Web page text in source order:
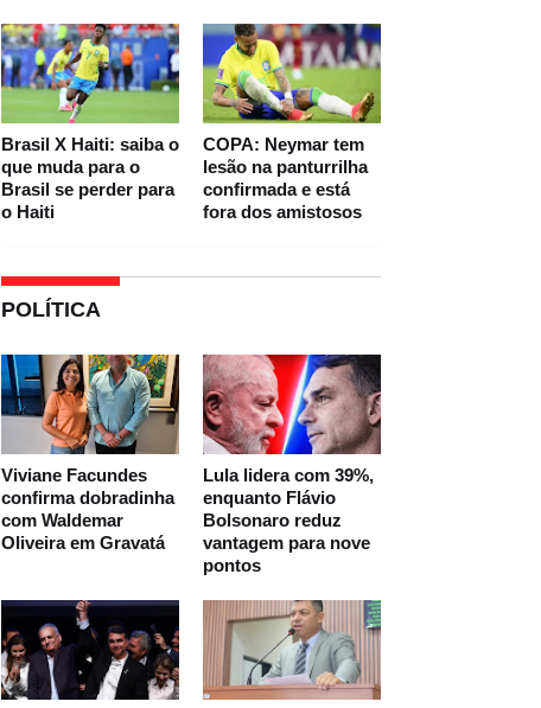
Brasil X Haiti: saiba o
que muda para o
Brasil se perder para
o Haiti
COPA: Neymar tem
lesão na panturrilha
confirmada e está
fora dos amistosos
POLÍTICA
Viviane Facundes
confirma dobradinha
com Waldemar
Oliveira em Gravatá
Lula lidera com 39%,
enquanto Flávio
Bolsonaro reduz
vantagem para nove
pontos